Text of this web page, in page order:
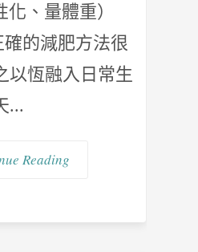
化、量體重）
確的減肥方法很
以恆融入日常生
...
Reading